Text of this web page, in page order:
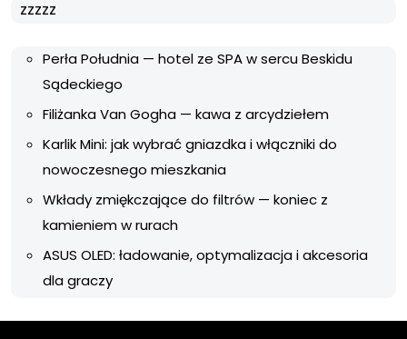
zzzzz
Perła Południa — hotel ze SPA w sercu Beskidu
Sądeckiego
Filiżanka Van Gogha — kawa z arcydziełem
Karlik Mini: jak wybrać gniazdka i włączniki do
nowoczesnego mieszkania
Wkłady zmiękczające do filtrów — koniec z
kamieniem w rurach
ASUS OLED: ładowanie, optymalizacja i akcesoria
dla graczy